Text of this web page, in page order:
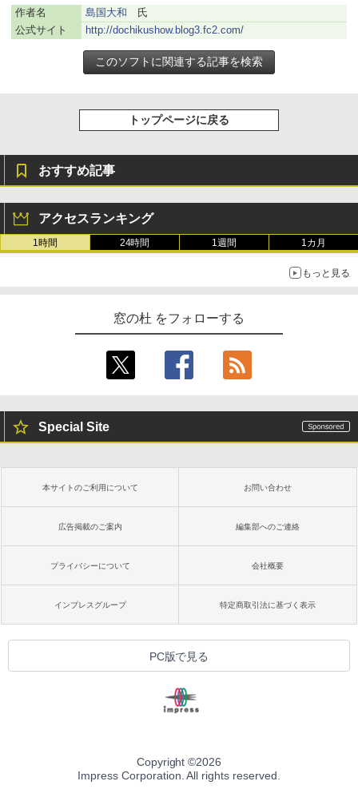
ClaudeCode いちばんやさしい 教科書:
非エンジニア 初心者 素人 でも安心 使い
方 マニュアル AI副業にもコンテンツ作成
にもKindle出版にも！ 非エンジニアのた
めのAIコーディング入門シリーズ
￥99
AIイラスト表現辞典: 思い通りの絵を引き
FM TOWNS ハイパー・カタログ: 本体ハ
ードウェア・市販ソフトウェアのパーフ
ェクトリストと最新エミュレータ紹介
￥1,600
￥-
Amazon Kindle Colorsoft | 16GBストレ
テリー、広告無し、ブラック (2025年発
売)
11インチカラーディスプレイ、64GBスト
レージ、ノート機能搭載、明るさ自動調
整、色調調節ライト、プレミアムペン付
き、グラファイト
XTEINK X3 電子書籍リーダー 3.7インチ
蔵 SD対応 ミストレグレー
￥12,900
作者名 島国大和
氏
公式サイト
http://dochikushow.blog3.fc2.com/
トップページに戻る
おすすめ記事
アクセスランキング
1時間 24時間 1週間 1カ月
もっと見る
窓の杜 をフォローする
Special Site
本サイトのご利用について お問い合わせ
広告掲載のご案内 編集部へのご連絡
プライバシーについて 会社概要
インプレスグループ 特定商取引法に基づく表示
PC版で見る
Copyright ©2026
Impress Corporation. All rights reserved.